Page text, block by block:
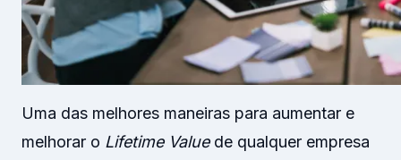
Uma das melhores maneiras para aumentar e
melhorar o Lifetime Valuede qualquer empresa